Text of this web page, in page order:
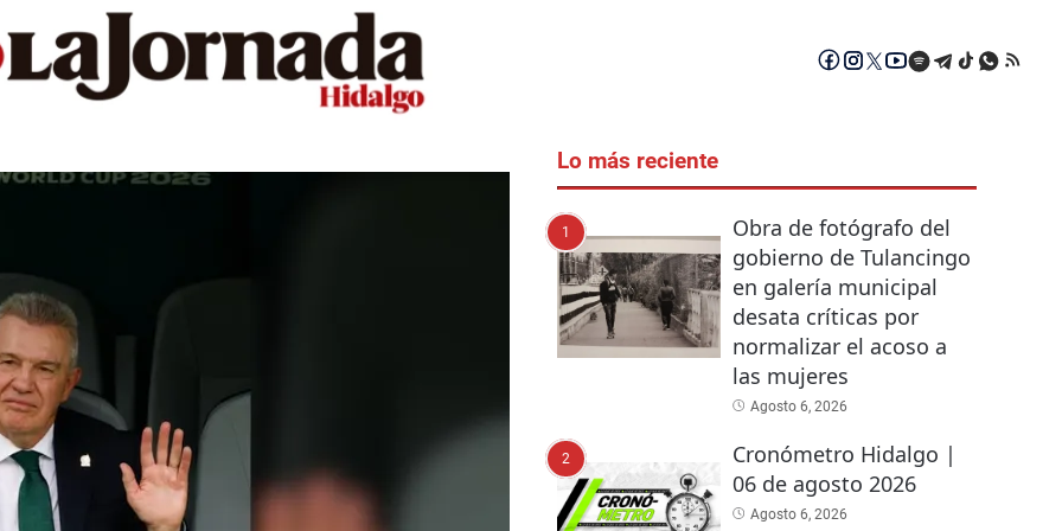
Lo más reciente
1
Obra de fotógrafo del
gobierno de Tulancingo
en galería municipal
desata críticas por
normalizar el acoso a
las mujeres
Agosto 6, 2026
2
Cronómetro Hidalgo |
06 de agosto 2026
Agosto 6, 2026